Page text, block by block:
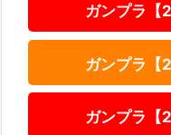
ガンプラ【
ガンプラ【
ガンプラ【